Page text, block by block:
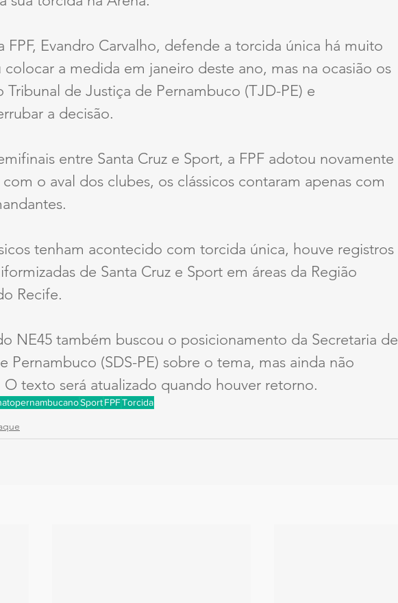
FPF, Evandro Carvalho, defende a torcida única há muito
a medida em janeiro deste ano, mas na ocasião os
Tribunal de Justiça de Pernambuco (TJD-PE) e
a decisão.
entre Santa Cruz e Sport, a FPF adotou novamente
o aval dos clubes, os clássicos contaram apenas com
tenham acontecido com torcida única, houve registros
de Santa Cruz e Sport em áreas da Região
Recife.
NE45 também buscou o posicionamento da Secretaria de
Pernambuco (SDS-PE) sobre o tema, mas ainda não
texto será atualizado quando houver retorno.
SportFPFTorcida